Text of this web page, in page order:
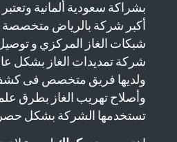
بشراكة سعودية ألمانية
أكبر شركة بالرياض متخصصة
شبكات الغاز المركزي و
شركة تمديدات الغاز بشكل
ولديها فريق متخصص فى
وأصلاح تهريب الغاز بطرق
تستخدمها الشركة بشكل